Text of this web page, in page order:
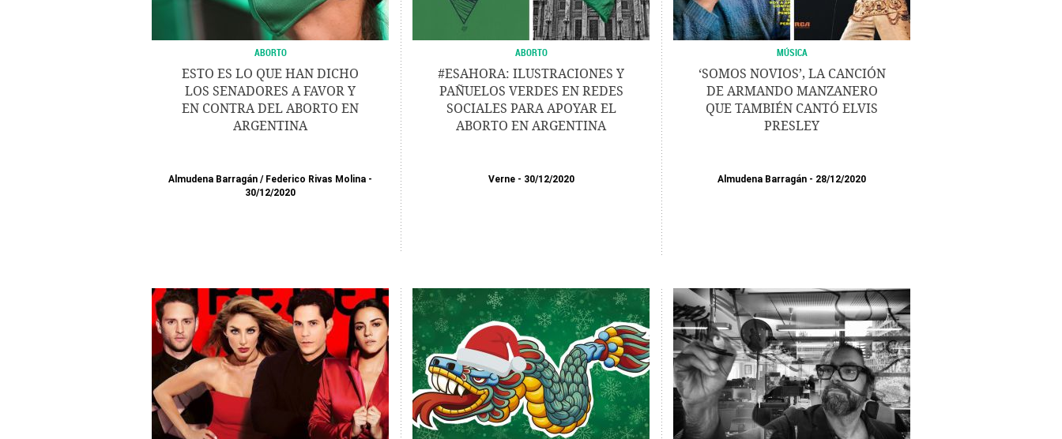
ABORTO
ESTO ES LO QUE HAN DICHO
LOS SENADORES A FAVOR Y
EN CONTRA DEL ABORTO EN
ARGENTINA
Almudena Barragán / Federico Rivas Molina
30/12/2020
ABORTO
#ESAHORA: ILUSTRACIONES Y
PAÑUELOS VERDES EN REDES
SOCIALES PARA APOYAR EL
ABORTO EN ARGENTINA
Verne 30/12/2020
MÚSICA
‘SOMOS NOVIOS’, LA CANCIÓN
DE ARMANDO MANZANERO
QUE TAMBIÉN CANTÓ ELVIS
PRESLEY
Almudena Barragán 28/12/2020